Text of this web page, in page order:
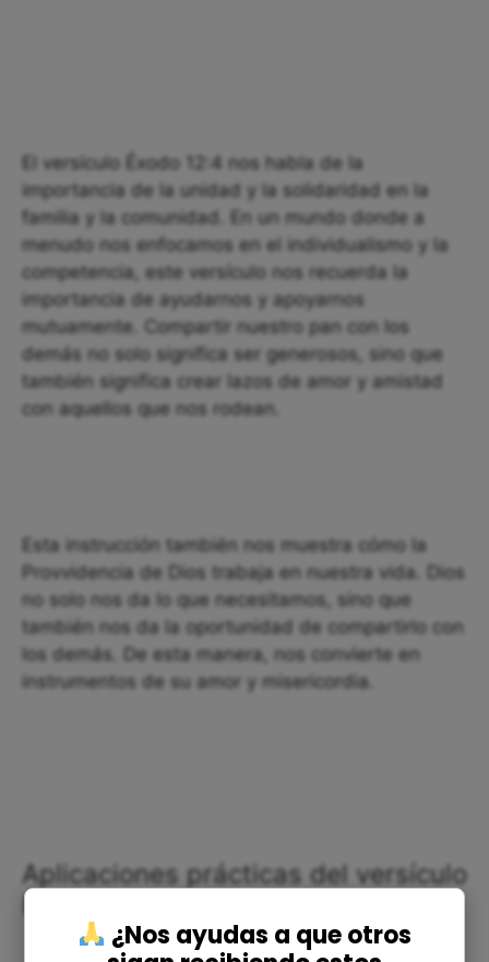
El versículo Éxodo 12:4 nos habla de la
importancia de la unidad y la solidaridad en la
familia y la comunidad. En un mundo donde a
menudo nos enfocamos en el individualismo y la
competencia, este versículo nos recuerda la
importancia de ayudarnos y apoyarnos
mutuamente. Compartir nuestro pan con los
demás no solo significa ser generosos, sino que
también significa crear lazos de amor y amistad
con aquellos que nos rodean.
Esta instrucción también nos muestra cómo la
Provvidencia de Dios trabaja en nuestra vida. Dios
no solo nos da lo que necesitamos, sino que
también nos da la oportunidad de compartirlo con
los demás. De esta manera, nos convierte en
instrumentos de su amor y misericordia.
Aplicaciones prácticas del versículo
Éxodo 12:4 en nuestra vida
¿Nos ayudas a que otros